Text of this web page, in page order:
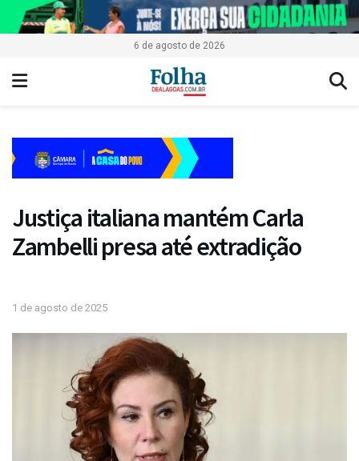
6 de agosto de 2026
Justiça italiana mantém Carla
Zambelli presa até extradição
1 de agosto de 2025